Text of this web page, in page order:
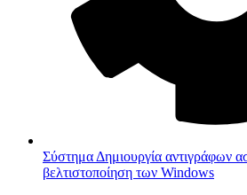
Σύστημα Δημιουργία αντιγράφων
βελτιστοποίηση των Windows